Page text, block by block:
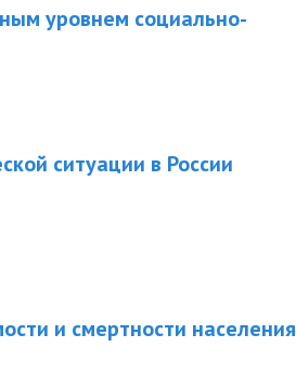
уровнем социально-
ситуации в России
и смертности населения